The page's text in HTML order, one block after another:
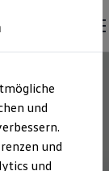
und
und
und